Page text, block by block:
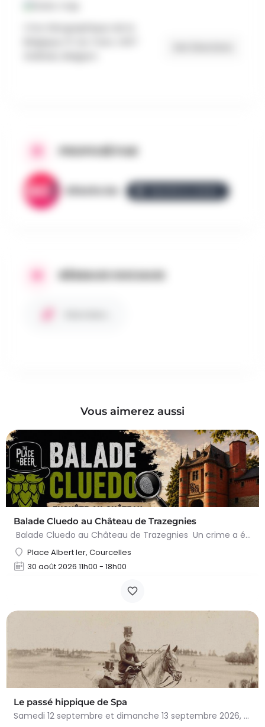
PROPOSÉ PAR
RÉSEAUX SOCIAUX
Vous aimerez aussi
Balade Cluedo au Château de Trazegnies
Balade Cluedo au Château de Trazegnies Un crime a été commis au Château de Trazegnies… À vous de résoudre…
Place Albert Ier, Courcelles
30 août 2026 11h00 - 18h00
Le passé hippique de Spa
Samedi 12 septembre et dimanche 13 septembre 2026, plongez dans l'histoire fascinante du cheval à…